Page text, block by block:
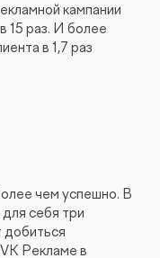
кампании
15 раз. И более
в 1,7 раз
чем успешно. В
себя три
добиться
Рекламе в